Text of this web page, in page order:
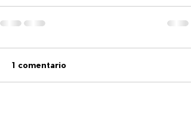
1 comentario